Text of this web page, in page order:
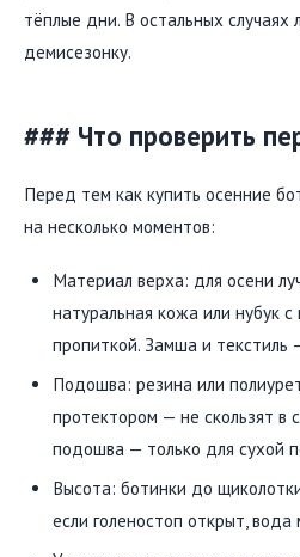
тёплые дни. В остальных
демисезонку.
### Что проверить
Перед тем как купить осенние
на несколько моментов:
Материал верха: для осени
натуральная кожа или нубук
пропиткой. Замша и текстиль
Подошва: резина или
протектором — не скользят в
подошва — только для сухой
Высота: ботинки до
если голеностоп открыт,